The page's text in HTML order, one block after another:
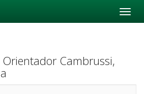
Cambrussi,